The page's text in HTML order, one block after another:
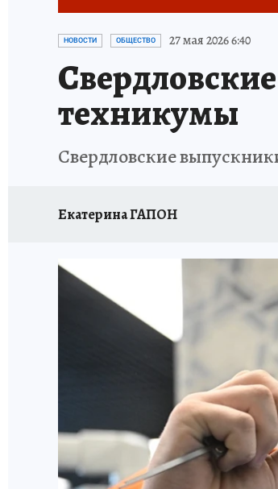
ЗАПОВЕДНАЯ РОССИЯ
НОВОСТИ ОБЩЕСТВО 27 мая 2026 6:40
техникумы
Свердловские
Екатерина ГАПОН